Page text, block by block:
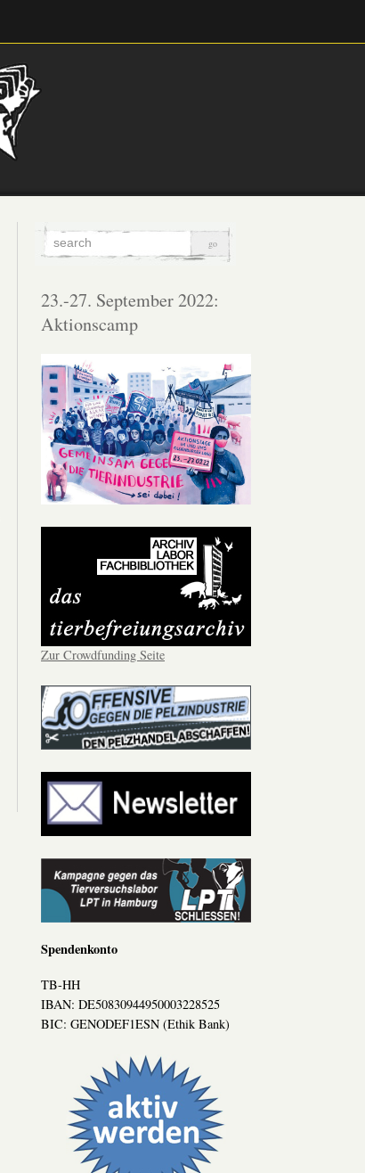
23.-27. September 2022:
Aktionscamp
Zur Crowdfunding Seite
Spendenkonto
TB-HH
IBAN: DE50830944950003228525
BIC: GENODEF1ESN (Ethik Bank)